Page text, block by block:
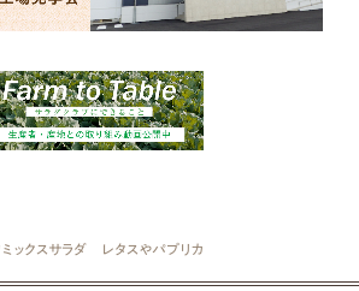
ックスサラダ レタスやパプリカ